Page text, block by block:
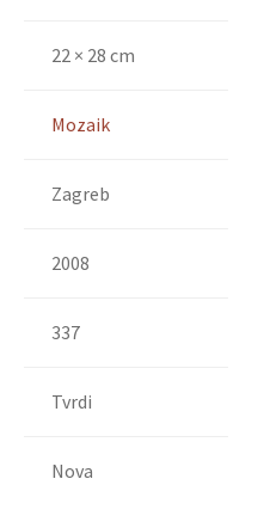
22 × 28 cm
Mozaik
Zagreb
2008
337
Tvrdi
Nova